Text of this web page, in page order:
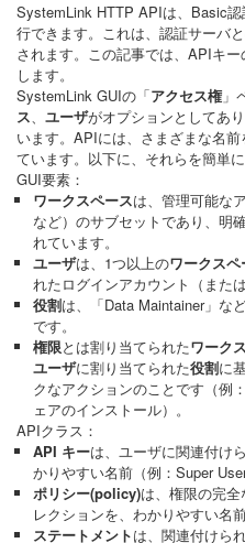
SystemLink HTTP APIは、Basic
行できます。これは、認証サーバ
されます。この記事では、APIキ
します。
SystemLink GUIの「アクセス権」
ス、 ユーザがオプションとしてあ
います。APIには、さまざまな名
ています。以下に、それらを簡単に
GUI要素：
ワークスペースは、管理可能な
など）のサブセットであり、明
れています。
ユーザは、1つ以上のワークスペ
れたログインアカウント（また
役割は、「Data Maintainer」な
です。
権限とは割り当てられたワーク
ユーザに割り当てられた役割に
クなアクションのことです（例
ェアのインストール）。
APIクラス：
API キーは、ユーザに関連付け
かりやすい名前（例：Super
ポリシー(policy)は、権限の完
レクションを、わかりやすい名
ステートメントは、関連付けら